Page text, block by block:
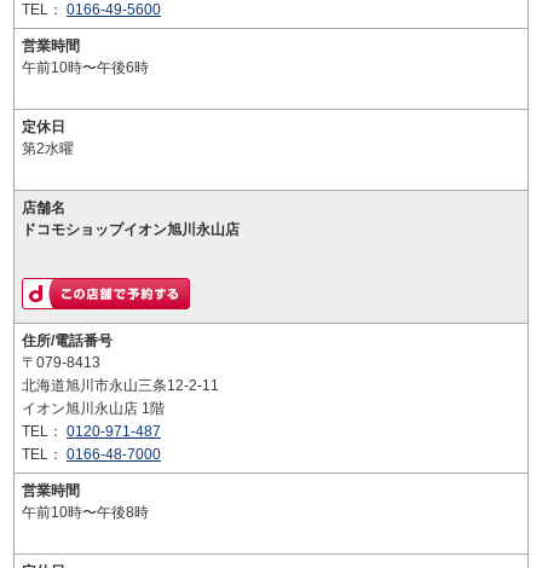
TEL： 0166-49-5600
営業時間
午前10時〜午後6時
定休日
第2水曜
店舗名
ドコモショップイオン旭川永山店
住所/電話番号
〒079-8413
北海道旭川市永山三条12-2-11
イオン旭川永山店 1階
TEL： 0120-971-487
TEL： 0166-48-7000
営業時間
午前10時〜午後8時